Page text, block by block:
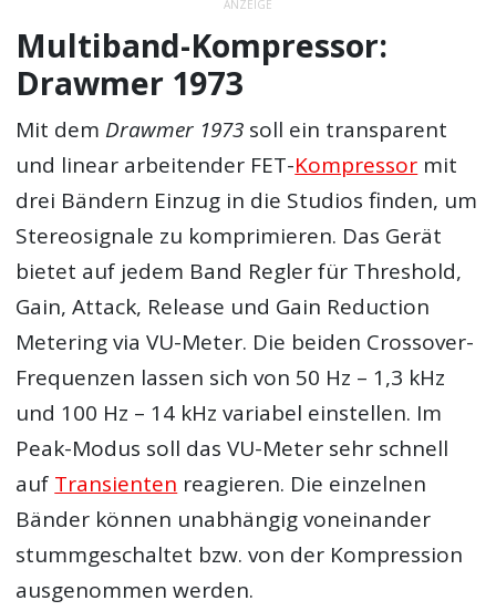
ANZEIGE
Multiband-Kompressor:
Drawmer 1973
Mit dem Drawmer 1973 soll ein transparent
und linear arbeitender FET-Kompressor mit
drei Bändern Einzug in die Studios finden, um
Stereosignale zu komprimieren. Das Gerät
bietet auf jedem Band Regler für Threshold,
Gain, Attack, Release und Gain Reduction
Metering via VU-Meter. Die beiden Crossover-
Frequenzen lassen sich von 50 Hz – 1,3 kHz
und 100 Hz – 14 kHz variabel einstellen. Im
Peak-Modus soll das VU-Meter sehr schnell
auf Transienten reagieren. Die einzelnen
Bänder können unabhängig voneinander
stummgeschaltet bzw. von der Kompression
ausgenommen werden.